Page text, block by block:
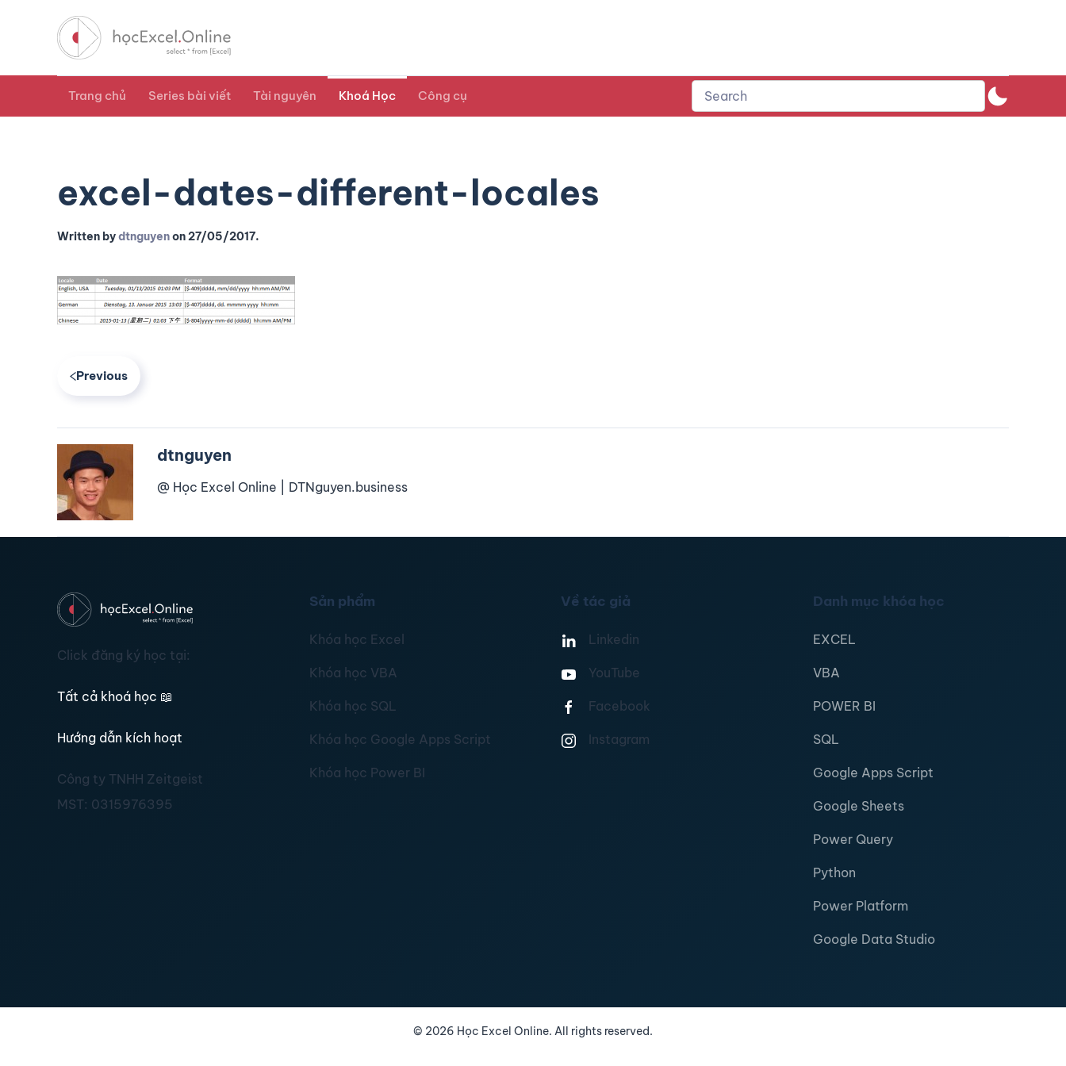
Trang chủ Series bài viết Tài nguyên Khoá Học Công cụ
excel-dates-different-locales
Written bydtnguyenon27/05/2017.
Previous
dtnguyen
@ Học Excel Online | DTNguyen.business
Click đăng ký học tại:
Tất cả khoá học 📖
Hướng dẫn kích hoạt
Công ty TNHH Zeitgeist
MST: 0315976395
Sản phẩm
Khóa học Excel
Khóa học VBA
Khóa học SQL
Khóa học Google Apps Script
Khóa học Power BI
Về tác giả
Linkedin
YouTube
Facebook
Instagram
Danh mục khóa học
EXCEL
VBA
POWER BI
SQL
Google Apps Script
Google Sheets
Power Query
Python
Power Platform
Google Data Studio
© 2026 Học Excel Online. All rights reserved.